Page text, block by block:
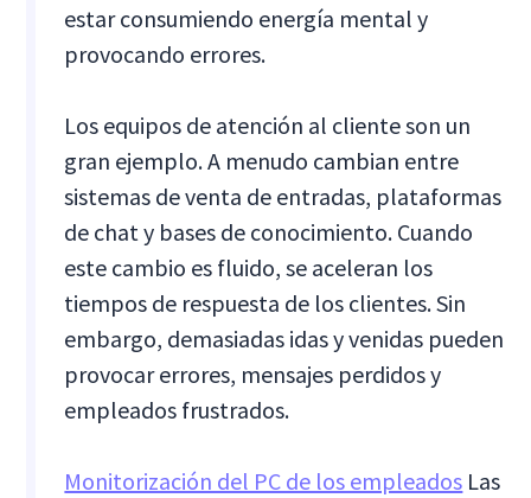
estar consumiendo energía mental y
provocando errores.
Los equipos de atención al cliente son un
gran ejemplo. A menudo cambian entre
sistemas de venta de entradas, plataformas
de chat y bases de conocimiento. Cuando
este cambio es fluido, se aceleran los
tiempos de respuesta de los clientes. Sin
embargo, demasiadas idas y venidas pueden
provocar errores, mensajes perdidos y
empleados frustrados.
Monitorización del PC de los empleados Las